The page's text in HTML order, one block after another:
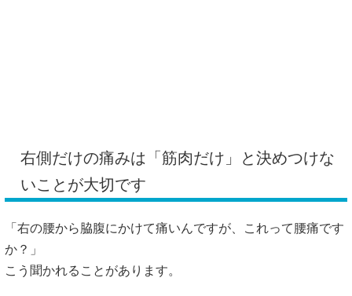
右側だけの痛みは「筋肉だけ」と決めつけな
いことが大切です
「右の腰から脇腹にかけて痛いんですが、これって腰痛です
か？」
こう聞かれることがあります。